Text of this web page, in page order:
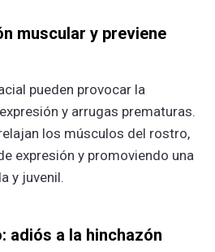
muscular y previene
pueden provocar la
y arrugas prematuras.
los músculos del rostro,
expresión y promoviendo una
y juvenil.
adiós a la hinchazón